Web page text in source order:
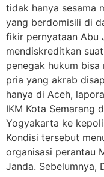
tidak hanya sesama
yang berdomisili di
fikir pernyataan Abu
mendiskreditkan
penegak hukum bisa
pria yang akrab
hanya di Aceh,
IKM Kota Semarang
Yogyakarta ke
Kondisi tersebut
organisasi perantau
Janda. Sebelumnya,